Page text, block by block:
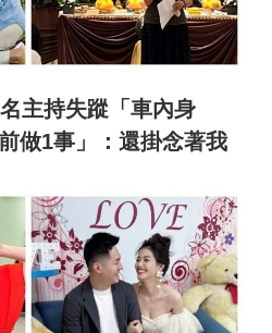
主持失蹤「車內身
做1事」：還掛念著我